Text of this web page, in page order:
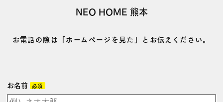
NEO HOME 熊本
お電話の際は「ホームページを見た」とお伝えください。
お名前 必須